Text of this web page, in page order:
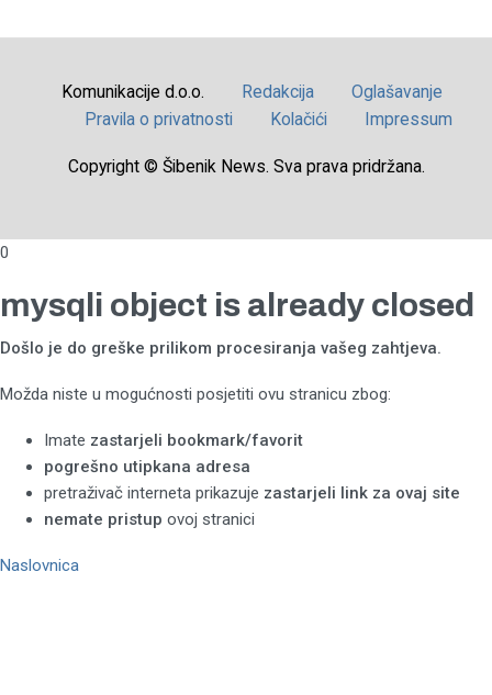
Komunikacije d.o.o. Redakcija
Oglašavanje
Pravila o privatnosti
Kolačići Impressum
Copyright © Šibenik News. Sva prava pridržana.
0
mysqli object is already closed
Došlo je do greške prilikom procesiranja vašeg zahtjeva.
Možda niste u mogućnosti posjetiti ovu stranicu zbog:
Imate zastarjeli bookmark/favorit
pogrešno utipkana adresa
pretraživač interneta prikazuje zastarjeli link za ovaj site
nemate pristup ovoj stranici
Naslovnica